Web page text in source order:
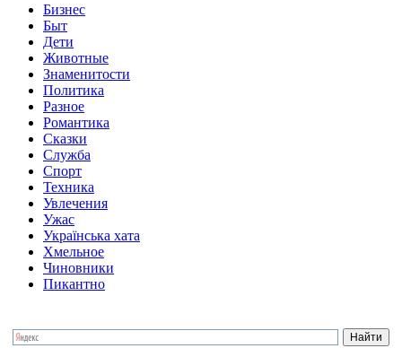
Бизнес
Быт
Дети
Животные
Знаменитости
Политика
Разное
Романтика
Сказки
Служба
Спорт
Техника
Увлечения
Ужас
Українська хата
Хмельное
Чиновники
Пикантно